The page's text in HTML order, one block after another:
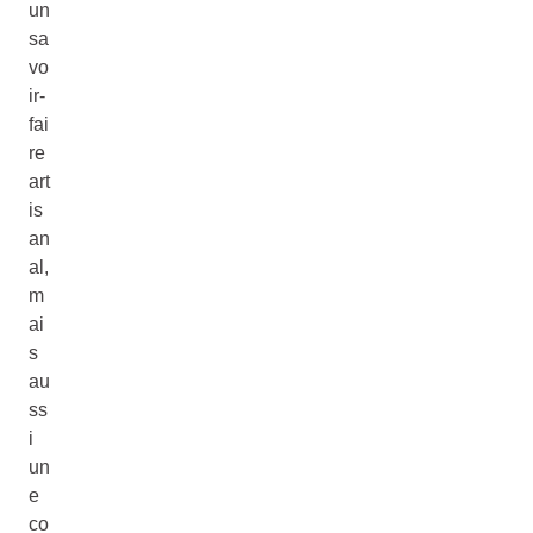
un
sa
vo
ir-
fai
re
art
is
an
al,
m
ai
s
au
ss
i
un
e
co